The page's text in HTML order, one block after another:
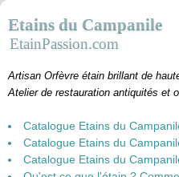
Etains du Campanile
EtainPassion.com
Artisan Orfèvre étain brillant de
Atelier de restauration antiquités et
Catalogue Etains du
Catalogue Etains du
Catalogue Etains du